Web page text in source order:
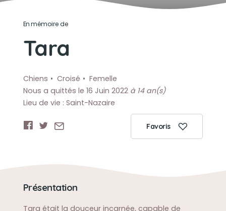
En mémoire de
Tara
Chiens Croisé
Femelle
Nous a quittés le 16 Juin 2022 à 14 an(s)
Lieu de vie : Saint-Nazaire
Favoris
Présentation
Tara était la douceur incarnée, capable de